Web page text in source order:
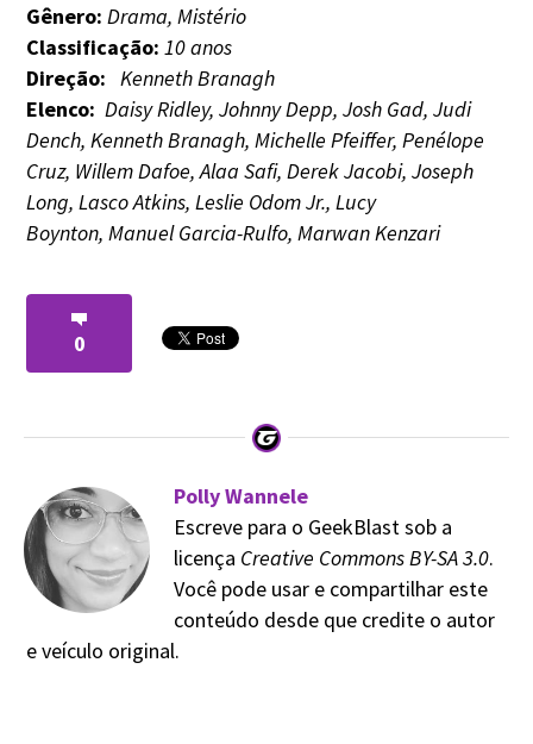
Gênero: Drama, Mistério
Classificação: 10 anos
Direção: Kenneth Branagh
Elenco: Daisy Ridley,Johnny Depp,Josh Gad,Judi
Dench, Kenneth Branagh, Michelle Pfeiffer, Penélope
Cruz, Willem Dafoe,Alaa Safi, Derek Jacobi, Joseph
Long, Lasco Atkins, Leslie Odom Jr., Lucy
Boynton, Manuel Garcia-Rulfo, Marwan Kenzari
0
Polly Wannele
Escreve para o GeekBlast sob a
licença Creative Commons BY-SA 3.0.
Você pode usar e compartilhar este
conteúdo desde que credite o autor
e veículo original.